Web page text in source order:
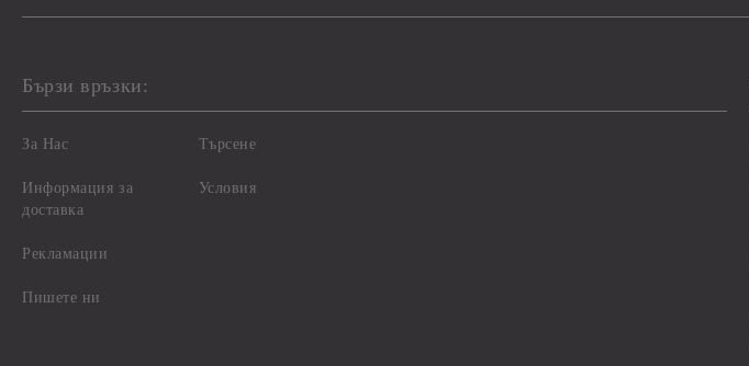
Бързи връзки:
За Нас
Информация за
доставка
Рекламации
Пишете ни
Търсене
Условия